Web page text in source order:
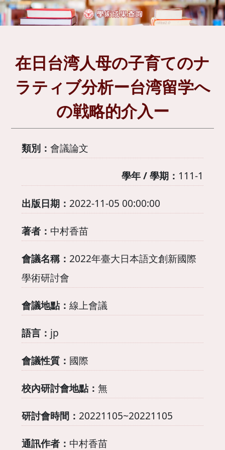
在日台湾人母の子育てのナ
ラティブ分析ー台湾留学へ
の戦略的介入ー
類別： 會議論文
學年 / 學期： 111-1
出版日期： 2022-11-05 00:00:00
著者： 中村香苗
會議名稱： 2022年臺大日本語文創新國際
學術研討會
會議地點： 線上會議
語言： jp
會議性質： 國際
校內研討會地點： 無
研討會時間： 20221105~20221105
通訊作者： 中村香苗